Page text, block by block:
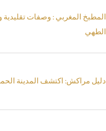
المطبخ المغربي : وصفات تقليدية
الطهي
دليل مراكش: اكتشف المدينة